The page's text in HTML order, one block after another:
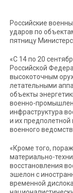
Российские
ударов по
пятницу
«С 14 по 20
Российской
высокоточным
летательными
объекты
военно-
инфраструктура
и их предполетной
военного
«Кроме того,
материально-
восстановления
эшелон с
временной